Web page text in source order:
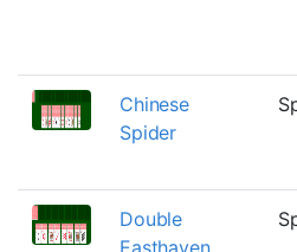
Chinese
Spider
Double
Easthaven